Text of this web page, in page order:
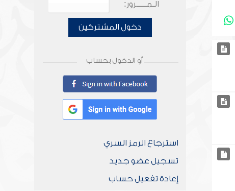
الـمـــــرور:
دخول المشتركين
أو الدخول بحساب
استرجاع الرمز السري
تسجيل عضو جديد
إعادة تفعيل حساب